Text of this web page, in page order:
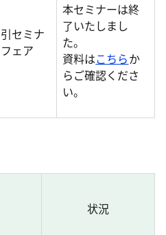
セミナ
ェア
本セミナーは終
了いたしまし
た。
資料はこちらか
らご確認くださ
い。
状況